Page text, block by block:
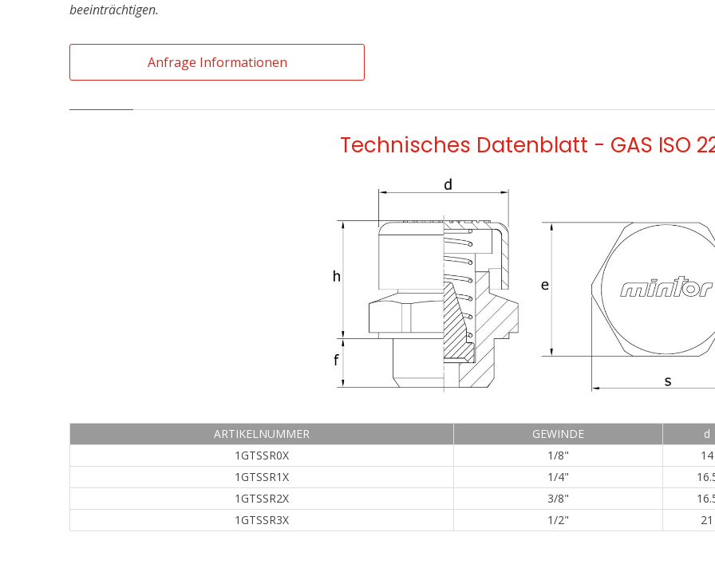
beeinträchtigen.
Anfrage Informationen
Technisches Datenblatt - GAS ISO
ARTIKELNUMMER GEWINDE
d
1GTSSR0X
1/8"
14
1GTSSR1X
1/4"
1GTSSR2X
3/8"
1GTSSR3X
1/2" 21